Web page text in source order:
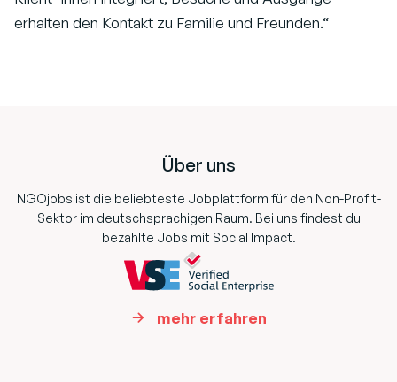
erhalten den Kontakt zu Familie und Freunden.“
Über uns
NGOjobs ist die beliebteste Jobplattform für den Non-Profit-
Sektor im deutschsprachigen Raum. Bei uns findest du
bezahlte Jobs mit Social Impact.
mehr erfahren